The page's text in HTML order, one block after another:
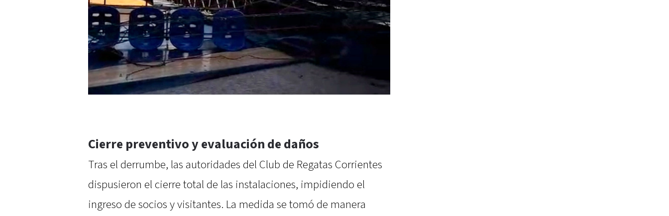
Cierre preventivo y evaluación de daños
Tras el derrumbe, las autoridades del Club de Regatas Corrientes
dispusieron el cierre total de las instalaciones, impidiendo el
ingreso de socios y visitantes. La medida se tomó de manera